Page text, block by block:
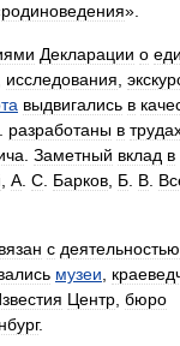
родиноведения».
Декларации о
исследования
выдвигались в
разработаны в
Заметный вклад в
А С Барков Б В
с деятельностью
музеи
Центр бюро
.